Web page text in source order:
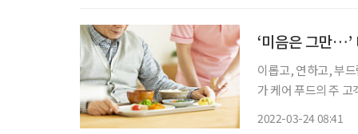
‘미음은 그만…’
이롭고, 연하고, 부
가 케어 푸드의 주
2022-03-24 08:41